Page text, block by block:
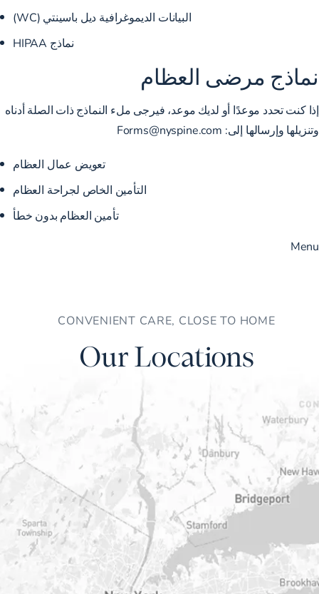
البيانات الديموغرافية ديل باسينتي (WC)
نماذج HIPAA
نماذج مرضى العظام
إذا كنت تحدد موعدًا أو لديك موعد، فيرجى ملء النماذج ذات الصلة أدناه
وتنزيلها وإرسالها إلى: Forms@nyspine.com
تعويض عمال العظام
التأمين الخاص لجراحة العظام
تأمين العظام بدون خطأ
Menu
CONVENIENT CARE, CLOSE TO HOME
Our Locations